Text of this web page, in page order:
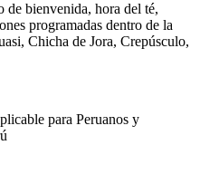
de bienvenida, hora del té,
programadas dentro de la
Chicha de Jora, Crepúsculo,
para Peruanos y